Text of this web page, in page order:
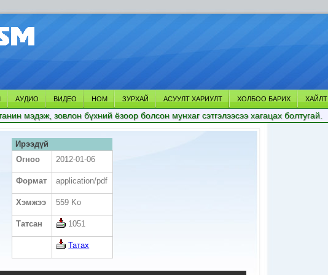
АУДИО ВИДЕО НОМ ЗУРХАЙ АСУУЛТ ХАРИУЛТ ХОЛБОО БАРИХ ХАЙЛТ
мэдэж, зовлон бүхний ёзоор болсон мунхаг сэтгэлээсээ хагацах болтугай.
Ирээдүй
Огноо
2012-01-06
Формат application/pdf
Хэмжээ 559 Ko
Татсан 1051
Татах